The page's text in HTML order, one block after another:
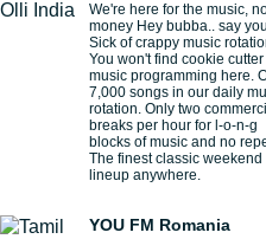
We're here for the music,
money Hey bubba.. say
Sick of crappy music
You won't find cookie cutter
music programming here.
7,000 songs in our daily
rotation. Only two
breaks per hour for l-o-n-g
blocks of music and no
The finest classic weekend
lineup anywhere.
YOU FM Romania